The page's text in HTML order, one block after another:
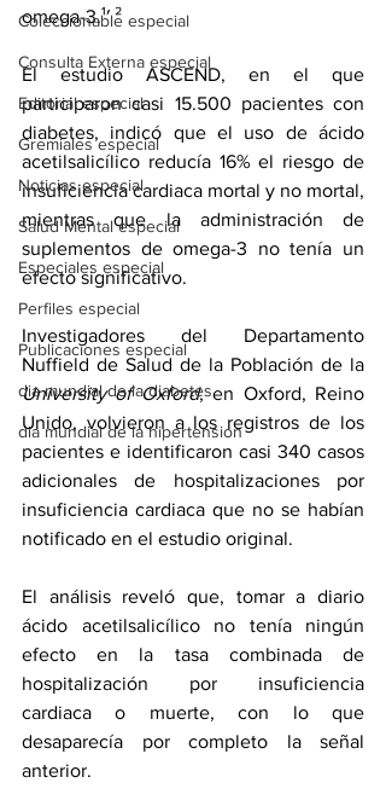
Coleccionable especial
Consulta Externa especial
Editorial especial
Gremiales especial
Noticias especial
Salud Mental especial
Especiales especial
Perfiles especial
Publicaciones especial
dia mundial de la diabetes
dia mundial de la hipertension
omega-3.¹′ ²
El estudio ASCEND, en el que
participaron casi 15.500 pacientes con
diabetes, indicó que el uso de ácido
acetilsalicílico reducía 16% el riesgo de
insuficiencia cardiaca mortal y no mortal,
mientras que la administración de
suplementos de omega-3 no tenía un
efecto significativo.
Investigadores del Departamento
University of Oxford, en Oxford, Reino
Unido, volvieron a los registros de los
pacientes e identificaron casi 340 casos
adicionales de hospitalizaciones por
insuficiencia cardiaca que no se habían
notificado en el estudio original.
El análisis reveló que, tomar a diario
ácido acetilsalicílico no tenía ningún
efecto en la tasa combinada de
hospitalización por insuficiencia
cardiaca o muerte, con lo que
desaparecía por completo la señal
anterior.